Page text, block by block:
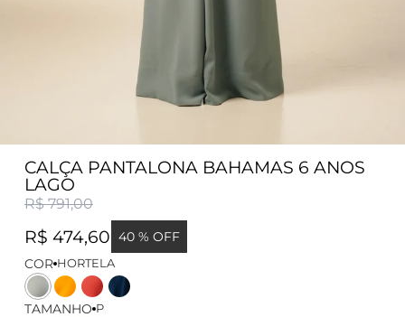
CALÇA PANTALONA BAHAMAS 6 ANOS
LAGO
R$ 791,00
R$ 474,60 40 % OFF
COR HORTELA
Cor Cor Cor Cor
TAMANHO P